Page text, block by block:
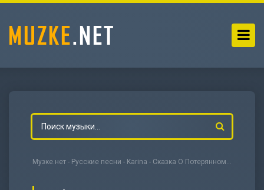
Музке.нет - Русские песни - Karina - Сказка О Потерянном Времени